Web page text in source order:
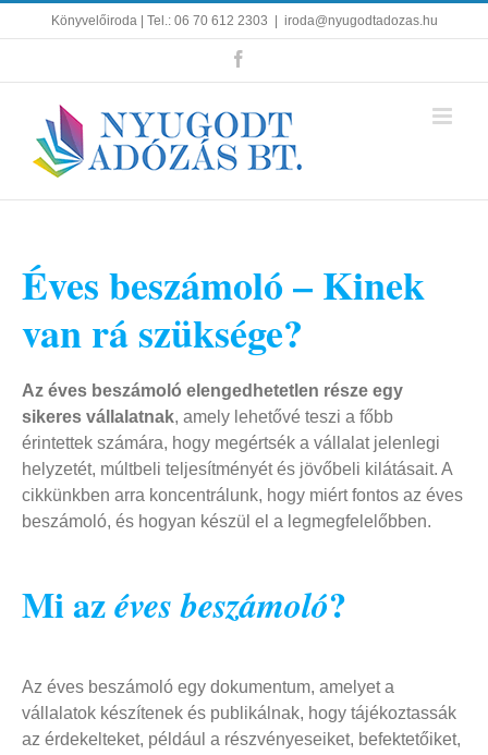
Könyvelőiroda | Tel.: 06 70 612 2303 iroda@nyugodtadozas.hu
Éves beszámoló – Kinek
van rá szüksége?
Az éves beszámoló elengedhetetlen része egy
sikeres vállalatnak, amely lehetővé teszi a főbb
érintettek számára, hogy megértsék a vállalat jelenlegi
helyzetét, múltbeli teljesítményét és jövőbeli kilátásait. A
cikkünkben arra koncentrálunk, hogy miért fontos az éves
beszámoló, és hogyan készül el a legmegfelelőbben.
Mi azéves beszámoló?
Az éves beszámoló egy dokumentum, amelyet a
vállalatok készítenek és publikálnak, hogy tájékoztassák
az érdekelteket, például a részvényeseiket, befektetőiket,